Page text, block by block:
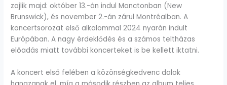
zajlik majd: október 13.-án indul Monctonban (New
Brunswick), és november 2.-án zárul Montréalban. A
koncertsorozat első alkalommal 2024 nyarán indult
Európában. A nagy érdeklődés és a számos teltházas
előadás miatt további koncerteket is be kellett iktatni.
A koncert első felében a közönségkedvenc dalok